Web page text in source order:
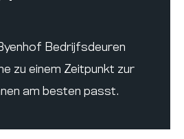
Bedrijfsdeuren
zu einem Zeitpunkt zur
am besten passt.